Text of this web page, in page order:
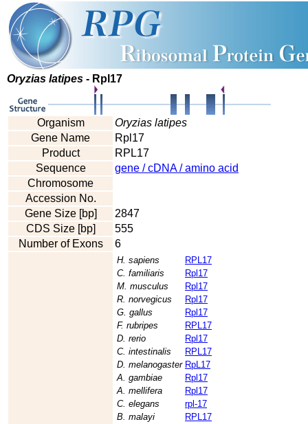
Oryzias latipes - Rpl17
Organism
Oryzias latipes
Gene Name
Rpl17
Product
RPL17
Sequence
gene / cDNA / amino acid
Chromosome
Accession No.
Gene Size [bp]
2847
CDS Size [bp]
555
Number of Exons
6
H. sapiens
RPL17
C. familiaris
Rpl17
M. musculus
Rpl17
R. norvegicus
Rpl17
G. gallus
Rpl17
F. rubripes
RPL17
D. rerio
Rpl17
C. intestinalis
RPL17
D. melanogaster RpL17
A. gambiae
Rpl17
A. mellifera
Rpl17
C. elegans
rpl-17
B. malayi
RPL17